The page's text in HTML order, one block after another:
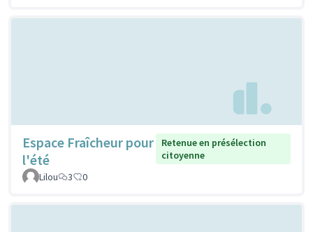
Espace Fraîcheur pour
l'été
Retenue en présélection
citoyenne
Lilou
3 0